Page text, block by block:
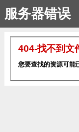
服务器错误
404-找不到文
您要查找的资源可能